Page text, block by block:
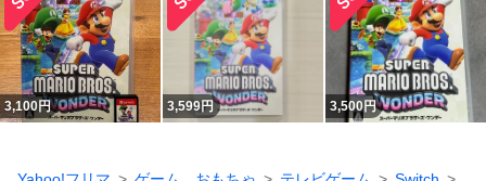
3,100円 3,599円 3,500円